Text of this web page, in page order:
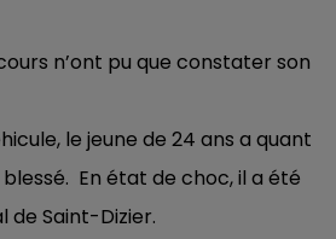
n’ont pu que constater son
le jeune de 24 ans a quant
En état de choc, il a été
Saint-Dizier.